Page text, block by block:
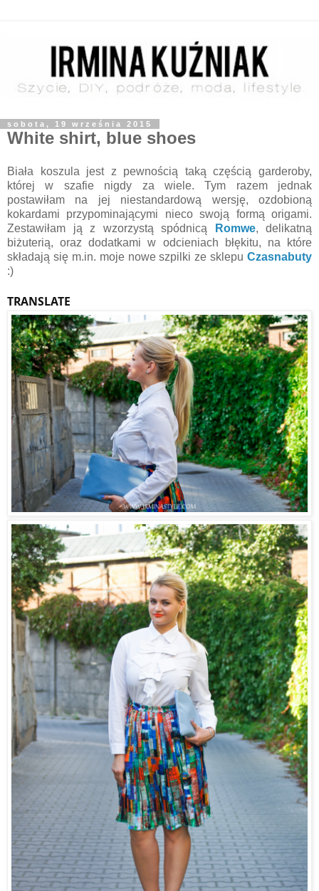
sobota, 19 września 2015
White shirt, blue shoes
Biała koszula jest z pewnością taką częścią garderoby,
której w szafie nigdy za wiele. Tym razem jednak
postawiłam na jej niestandardową wersję, ozdobioną
kokardami przypominającymi nieco swoją formą origami.
Zestawiłam ją z wzorzystą spódnicą
Romwe, delikatną
biżuterią, oraz dodatkami w odcieniach błękitu, na które
składają się m.in. moje nowe szpilki ze sklepu Czasnabuty
:)
TRANSLATE